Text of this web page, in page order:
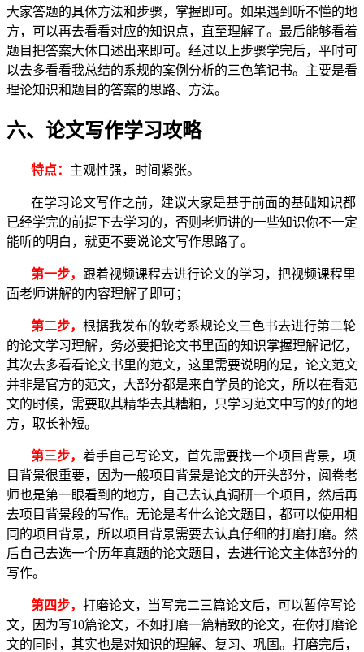
大家答题的具体方法和步骤，掌握即可。如果遇到听不懂的地
方，可以再去看看对应的知识点，直至理解了。最后能够看着
题目把答案大体口述出来即可。经过以上步骤学完后，平时可
以去多看看我总结的系规的案例分析的三色笔记书。主要是看
理论知识和题目的答案的思路、方法。
六、论文写作学习攻略
特点： 主观性强，时间紧张。
在学习论文写作之前，建议大家是基于前面的基础知识都
已经学完的前提下去学习的，否则老师讲的一些知识你不一定
能听的明白，就更不要说论文写作思路了。
第一步， 跟着视频课程去进行论文的学习，把视频课程里
面老师讲解的内容理解了即可；
第二步， 根据我发布的软考系规论文三色书去进行第二轮
的论文学习理解，务必要把论文书里面的知识掌握理解记忆，
其次去多看看论文书里的范文，这里需要说明的是，论文范文
并非是官方的范文，大部分都是来自学员的论文，所以在看范
文的时候，需要取其精华去其糟粕，只学习范文中写的好的地
方，取长补短。
第三步， 着手自己写论文，首先需要找一个项目背景，项
目背景很重要，因为一般项目背景是论文的开头部分，阅卷老
师也是第一眼看到的地方，自己去认真调研一个项目，然后再
去项目背景段的写作。无论是考什么论文题目，都可以使用相
同的项目背景，所以项目背景需要去认真仔细的打磨打磨。然
后自己去选一个历年真题的论文题目，去进行论文主体部分的
写作。
第四步， 打磨论文，当写完二三篇论文后，可以暂停写论
文，因为写10篇论文，不如打磨一篇精致的论文，在你打磨论
文的同时，其实也是对知识的理解、复习、巩固。打磨完后，